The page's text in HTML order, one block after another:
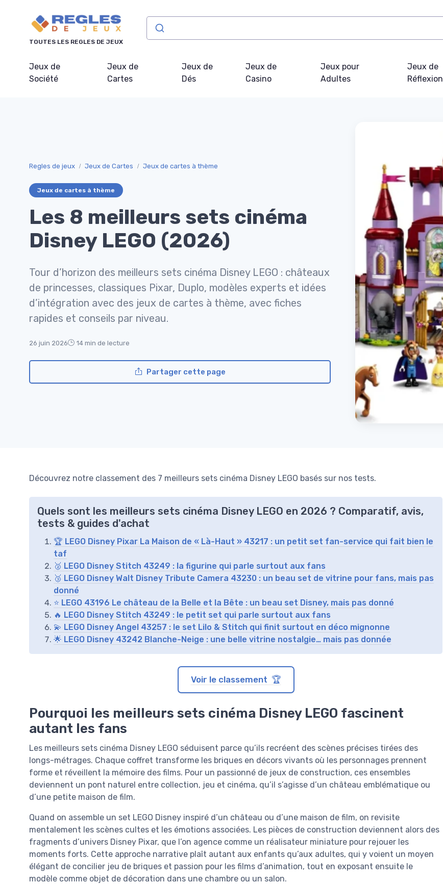
TOUTES LES REGLES DE JEUX
Jeux de
Société
Jeux de
Cartes
Jeux de
Dés
Jeux de
Casino
Jeux pour
Adultes
Jeux de
Réflexion
Regles de jeux Jeux de Cartes Jeux de cartes à thème
Jeux de cartes à thème
Les 8 meilleurs sets cinéma
Disney LEGO (2026)
Tour d’horizon des meilleurs sets cinéma Disney LEGO : châteaux
de princesses, classiques Pixar, Duplo, modèles experts et idées
d’intégration avec des jeux de cartes à thème, avec fiches
rapides et conseils par niveau.
26 juin 2026 14 min de lecture
Partager cette page
Découvrez notre classement des 7 meilleurs sets cinéma Disney LEGO basés sur nos tests.
Quels sont les meilleurs sets cinéma Disney LEGO en 2026 ? Comparatif, avis,
tests & guides d'achat
🏆 LEGO Disney Pixar La Maison de « Là-Haut » 43217 : un petit set fan-service qui fait bien le
taf
🥈 LEGO Disney Stitch 43249 : la figurine qui parle surtout aux fans
🥉 LEGO Disney Walt Disney Tribute Camera 43230 : un beau set de vitrine pour fans, mais pas
donné
⭐ LEGO 43196 Le château de la Belle et la Bête : un beau set Disney, mais pas donné
🔥 LEGO Disney Stitch 43249 : le petit set qui parle surtout aux fans
💫 LEGO Disney Angel 43257 : le set Lilo & Stitch qui finit surtout en déco mignonne
🌟 LEGO Disney 43242 Blanche-Neige : une belle vitrine nostalgie… mais pas donnée
Voir le classement 🏆
Pourquoi les meilleurs sets cinéma Disney LEGO fascinent
autant les fans
Les meilleurs sets cinéma Disney LEGO séduisent parce qu’ils recréent des scènes précises tirées des
longs-métrages. Chaque coffret transforme les briques en décors vivants où les personnages prennent
forme et réveillent la mémoire des films. Pour un passionné de jeux de construction, ces ensembles
deviennent un pont naturel entre collection, jeu et cinéma, qu’il s’agisse d’un château emblématique ou
d’une petite maison de film.
Quand on assemble un set LEGO Disney inspiré d’un château ou d’une maison de film, on revisite
mentalement les scènes cultes et les émotions associées. Les pièces de construction deviennent alors des
fragments d’univers Disney Pixar, que l’on agence comme un réalisateur miniature pour rejouer les
moments forts. Cette approche narrative plaît autant aux enfants qu’aux adultes, qui y voient un moyen
élégant de concilier jeu de briques et passion pour les films d’animation, tout en exposant ensuite le
modèle comme objet de décoration dans une chambre ou un salon.